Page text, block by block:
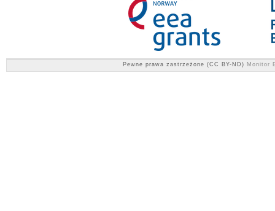
Pewne prawa zastrzeżone (CC BY-ND) Monitor